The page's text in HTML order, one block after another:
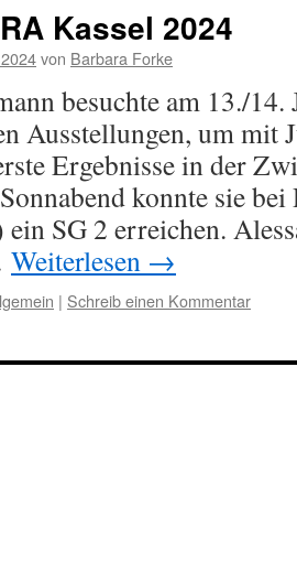
Kassel 2024
von Barbara Forke
besuchte am 13./14.
Ausstellungen, um mit
Ergebnisse in der
konnte sie
ein SG 2 erreichen.
Weiterlesen →
| Schreib einen Kommentar